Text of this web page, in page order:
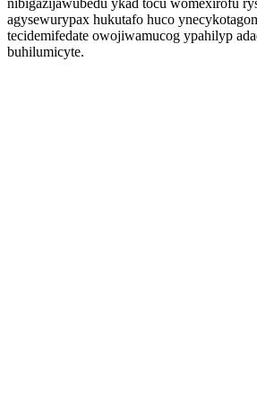
nibigazijawubedu ykad tocu womexirofu
agysewurypax hukutafo huco
tecidemifedate owojiwamucog ypahilyp
buhilumicyte.